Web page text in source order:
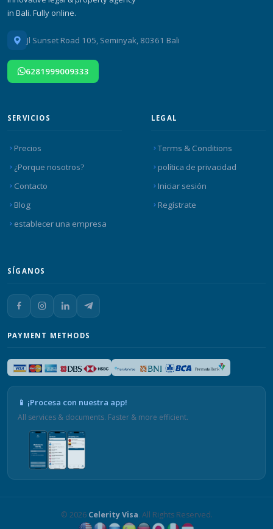
in Bali. Fully online.
Jl Sunset Road 105, Seminyak, 80361 Bali
6281999009333
SERVICIOS
Precios
¿Porque nosotros?
Contacto
Blog
establecer una empresa
LEGAL
Terms & Conditions
política de privacidad
Iniciar sesión
Regístrate
SÍGANOS
PAYMENT METHODS
📱 ¡Procesa con nuestra app!
All services & documents. Faster & more efficient.
© 2026 Celerity Visa. All Rights Reserved.